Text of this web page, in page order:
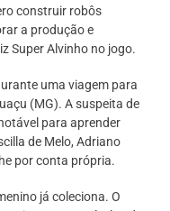
construir robôs
a produção e
Super Alvinho no jogo.
uma viagem para
(MG). A suspeita de
para aprender
de Melo, Adriano
por conta própria.
já coleciona. O